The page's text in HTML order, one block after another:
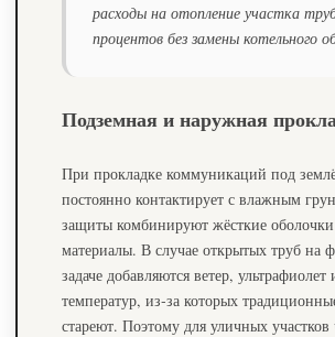
расходы на отопление участка
процентов без замены котельного
Подземная и наружная
При прокладке коммуникаций под
постоянно контактирует с влажным
защиты комбинируют жёсткие
материалы. В случае открытых труб на
задаче добавляются ветер,
температур, из‑за которых
стареют. Поэтому для уличных